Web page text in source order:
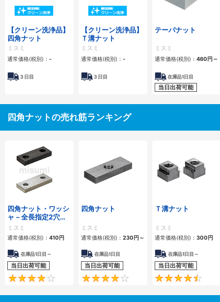
【クリーン洗浄品】
四角ナット
ミスミ
通常価格(税別)： -
3 日目
【クリーン洗浄品】
Ｔ溝ナット
ミスミ
通常価格(税別)： -
3 日目
テーパナット
ミスミ
通常価格(税別)： 460円～
在庫品1日目
当日出荷可能
四角ナットの売れ筋ランキング
四角ナット・ワッシ
ャ－全長指定2穴タ
イプ－
ミスミ
通常価格(税別)： 410円
在庫品1日目～
当日出荷可能
4.3
四角ナット
ミスミ
通常価格(税別)： 230円～
在庫品1日目
当日出荷可能
4.2
Ｔ溝ナット
ミスミ
通常価格(税別)： 300円
在庫品1日目～
当日出荷可能